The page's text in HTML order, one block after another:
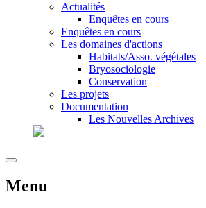
Actualités
Enquêtes en cours
Enquêtes en cours
Les domaines d'actions
Habitats/Asso. végétales
Bryosociologie
Conservation
Les projets
Documentation
Les Nouvelles Archives
Menu